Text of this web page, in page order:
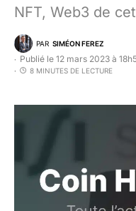
NFT, Web3 de
PAR SIMÉON FEREZ
Publié le 12 mars 2023 à
8 MINUTES DE LECTURE